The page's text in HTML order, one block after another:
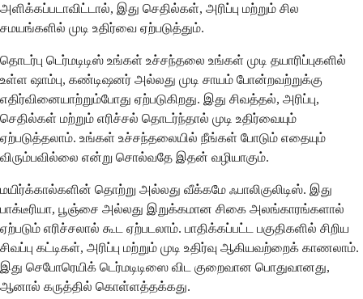
அளிக்கப்படாவிட்டால், இது செதில்கள், அரிப்பு மற்றும் சில
சமயங்களில் முடி உதிர்வை ஏற்படுத்தும்.
தொடர்பு டெர்மடிடிஸ் உங்கள் உச்சந்தலை உங்கள் முடி தயாரிப்புகளில்
உள்ள ஷாம்பு, கண்டிஷனர் அல்லது முடி சாயம் போன்றவற்றுக்கு
எதிர்வினையாற்றும்போது ஏற்படுகிறது. இது சிவத்தல், அரிப்பு,
செதில்கள் மற்றும் எரிச்சல் தொடர்ந்தால் முடி உதிர்வையும்
ஏற்படுத்தலாம். உங்கள் உச்சந்தலையில் நீங்கள் போடும் எதையும்
விரும்பவில்லை என்று சொல்வதே இதன் வழியாகும்.
மயிர்க்கால்களின் தொற்று அல்லது வீக்கமே ஃபாலிகுலிடிஸ். இது
பாக்டீரியா, பூஞ்சை அல்லது இறுக்கமான சிகை அலங்காரங்களால்
ஏற்படும் எரிச்சலால் கூட ஏற்படலாம். பாதிக்கப்பட்ட பகுதிகளில் சிறிய
சிவப்பு கட்டிகள், அரிப்பு மற்றும் முடி உதிர்வு ஆகியவற்றைக் காணலாம்.
இது செபோரெயிக் டெர்மடிடிஸை விட குறைவான பொதுவானது,
ஆனால் கருத்தில் கொள்ளத்தக்கது.